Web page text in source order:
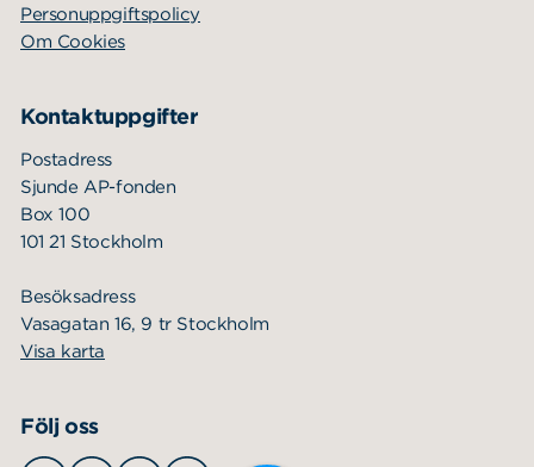
Personuppgiftspolicy
Om Cookies
Kontaktuppgifter
Postadress
Sjunde AP-fonden
Box 100
101 21 Stockholm
Besöksadress
Vasagatan 16, 9 tr Stockholm
Visa karta
Följ oss